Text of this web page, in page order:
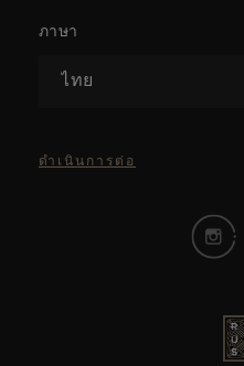
ภาษา
ไทย
ดำเนินการต่อ